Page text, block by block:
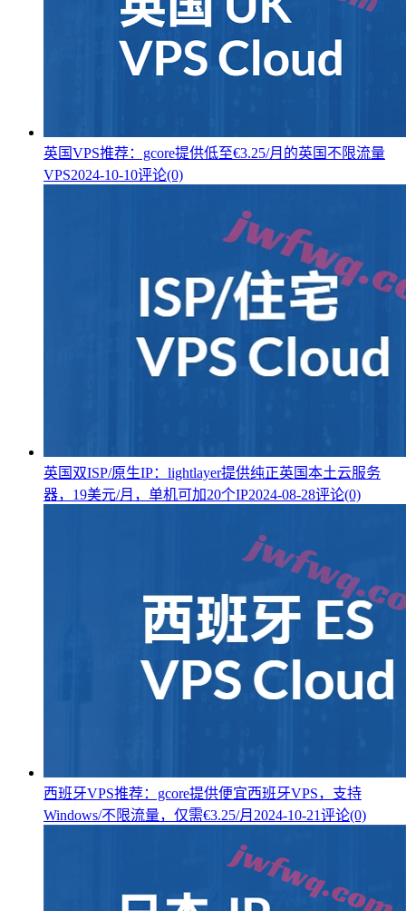
英国VPS推荐：gcore提供低至€3.25/月的英国不限流量
VPS2024-10-10评论(0)
英国双ISP/原生IP：lightlayer提供纯正英国本土云服务
器，19美元/月，单机可加20个IP2024-08-28评论(0)
西班牙VPS推荐：gcore提供便宜西班牙VPS，支持
Windows/不限流量，仅需€3.25/月 2024-10-21评论(0)